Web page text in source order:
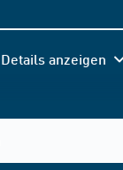
Details anzeigen